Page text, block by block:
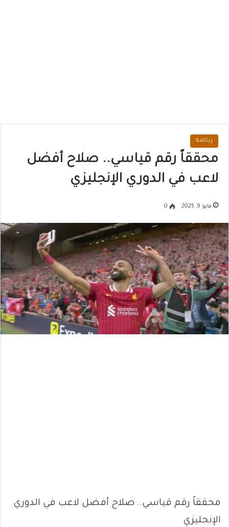
رياضة
محققاً رقم قياسي.. صلاح أفضل
لاعب في الدوري الإنجليزي
مايو 9, 2025 0
محققاً رقم قياسي.. صلاح أفضل لاعب في الدوري
الإنجليزي